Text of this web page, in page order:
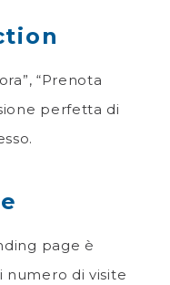
“Prenota
perfetta di
page è
di visite